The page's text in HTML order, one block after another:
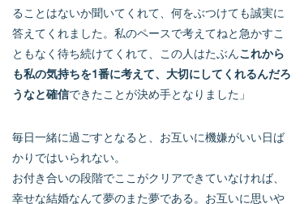
ることはないか聞いてくれて、何をぶつけても誠実に
答えてくれました。私のペースで考えてねと急かすこ
ともなく待ち続けてくれて、この人はたぶんこれから
も私の気持ちを1番に考えて、大切にしてくれるんだろ
うなと確信できたことが決め手となりました」
毎日一緒に過ごすとなると、お互いに機嫌がいい日ば
かりではいられない。
お付き合いの段階でここがクリアできていなければ、
幸せな結婚なんて夢のまた夢である。お互いに思いや